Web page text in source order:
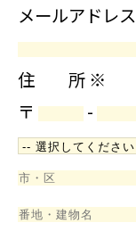
メールアドレス
住 所 ※
〒
-